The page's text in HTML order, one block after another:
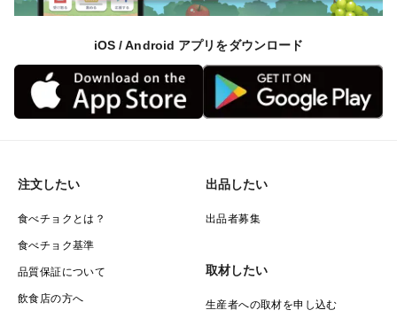
iOS / Android アプリをダウンロード
注文したい
食べチョクとは？
食べチョク基準
品質保証について
飲食店の方へ
出品したい
出品者募集
取材したい
生産者への取材を申し込む